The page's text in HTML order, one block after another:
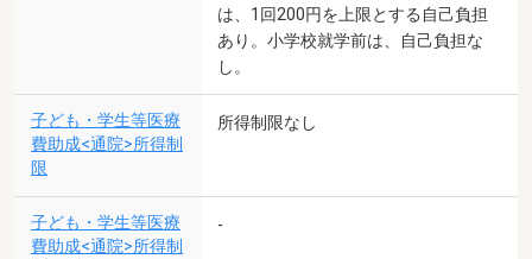
は、1回200円を上限とする自己負担
あり。小学校就学前は、自己負担な
し。
子ども・学生等医療
費助成<通院>所得制
限
所得制限なし
子ども・学生等医療
費助成<通院>所得制
-